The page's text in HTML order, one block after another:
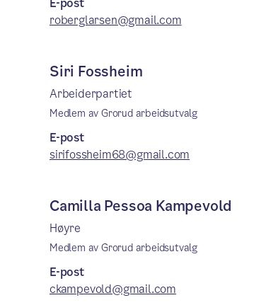
roberglarsen@gmail.com
Siri Fossheim
Arbeiderpartiet
Medlem av Grorud arbeidsutvalg
E-post
sirifossheim68@gmail.com
Camilla Pessoa Kampevold
Høyre
Medlem av Grorud arbeidsutvalg
E-post
ckampevold@gmail.com